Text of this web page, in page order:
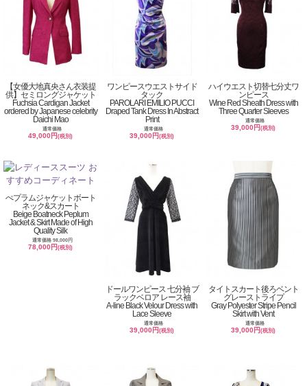
【女優大地真央さん衣装提
供】セミロングジャケット
Fuchsia Cardigan Jacket
ordered by Japanese celebrity
Daichi Mao
通常価格
49,000円(税別)
ワンピースウエストサイド
タック
PAROLARI EMILIO PUCCI
Draped Tank Dress In Abstract
Print
通常価格
39,000円(税別)
ハイウエスト切替七分丈ワ
ンピース
Wine Red Sheath Dress with
Three Quarter Sleeves
通常価格
39,000円(税別)
ぺプラムジャケットボート
ネック&スカート
Beige Boatneck Peplum
Jacket & Skirt Made of High
Quality Silk
通常価格 98,000円
78,000円(税別)
ドールワンピース 七分袖 ブ
ラックベロア レース袖
A-line Black Velour Dress with
Lace Sleeve
通常価格
39,000円(税別)
タイトスカート後ろベント
グレーストライプ
Gray Polyester Stripe Pencil
Skirt with Vent
通常価格
39,000円(税別)